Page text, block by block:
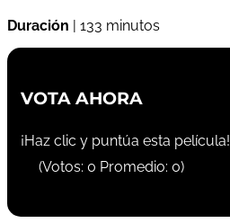
Duración | 133 minutos
VOTA AHORA
¡Haz clic y puntúa esta película!
(Votos: 0 Promedio: 0)